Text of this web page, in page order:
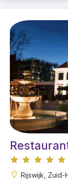
Rijswijk, Zuid-